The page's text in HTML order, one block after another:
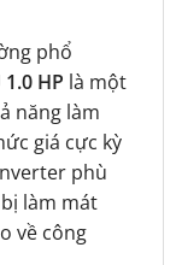
phổ
HP là một
năng làm
giá cực kỳ
phù
làm mát
về công